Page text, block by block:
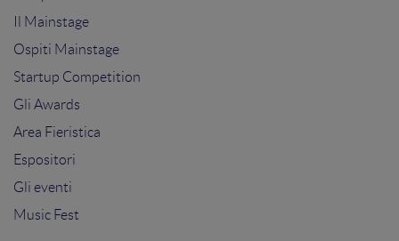
Il Mainstage
Ospiti Mainstage
Startup Competition
Gli Awards
Area Fieristica
Espositori
Gli eventi
Music Fest